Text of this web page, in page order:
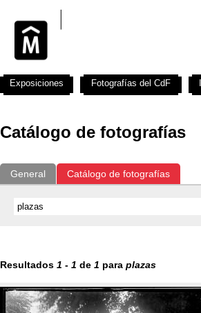
Catálogo de fotografías
General Catálogo de fotografías
Resultados 1 - 1 de 1 para plazas
Exposiciones Fotografías del CdF